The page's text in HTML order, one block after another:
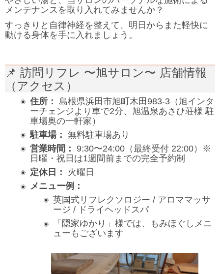
メンテナンスを取り入れてみませんか？
すっきりと自律神経を整えて、明日からまた軽快に
動ける身体を手に入れましょう。
📌 訪問リフレ 〜旭サロン〜 店舗情報
（アクセス）
住所： 島根県浜田市旭町木田983-3（旭インタ
ーチェンジより車で2分、旭温泉あさひ荘様 駐
車場奥の一軒家）
駐車場： 無料駐車場あり
営業時間：
9:30〜24:00（最終受付 22:00）※
日曜・祝日は1週間前までの完全予約制
定休日：
火曜日
メニュー例：
英国式リフレクソロジー / アロママッサ
ージ / ドライヘッドスパ
「隠家ゆかり」様では、もみほぐしメニ
ューもございます